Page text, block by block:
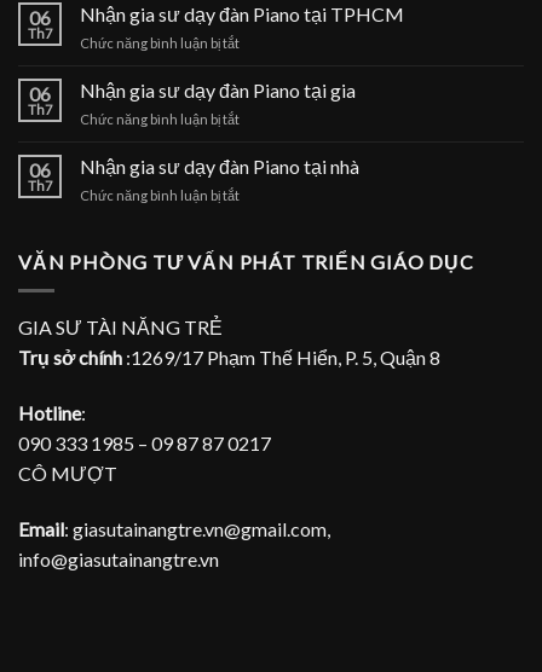
dạy
đàn
tại
06
Th7
Nhận gia sư dạy đàn Piano tại TPHCM
Chức năng bình luận bị tắtở
gia
sư
dạy
Piano
TPHCM
06
Th7
Nhận gia sư dạy đàn Piano tại gia
Chức năng bình luận bị tắtở
gia
sư
dạy
tại
06
Th7
Nhận gia sư dạy đàn Piano tại nhà
Chức năng bình luận bị tắtở
sư
nhà
VĂN PHÒNG TƯ VẤN PHÁT TRIỂN GIÁO DỤC
GIA SƯ TÀI NĂNG TRẺ
Trụ sở chính :1269/17 Phạm Thế Hiển, P. 5, Quận 8
Hotline:
090 333 1985 – 09 87 87 0217
CÔ MƯỢT
Email: giasutainangtre.vn@gmail.com,
info@giasutainangtre.vn